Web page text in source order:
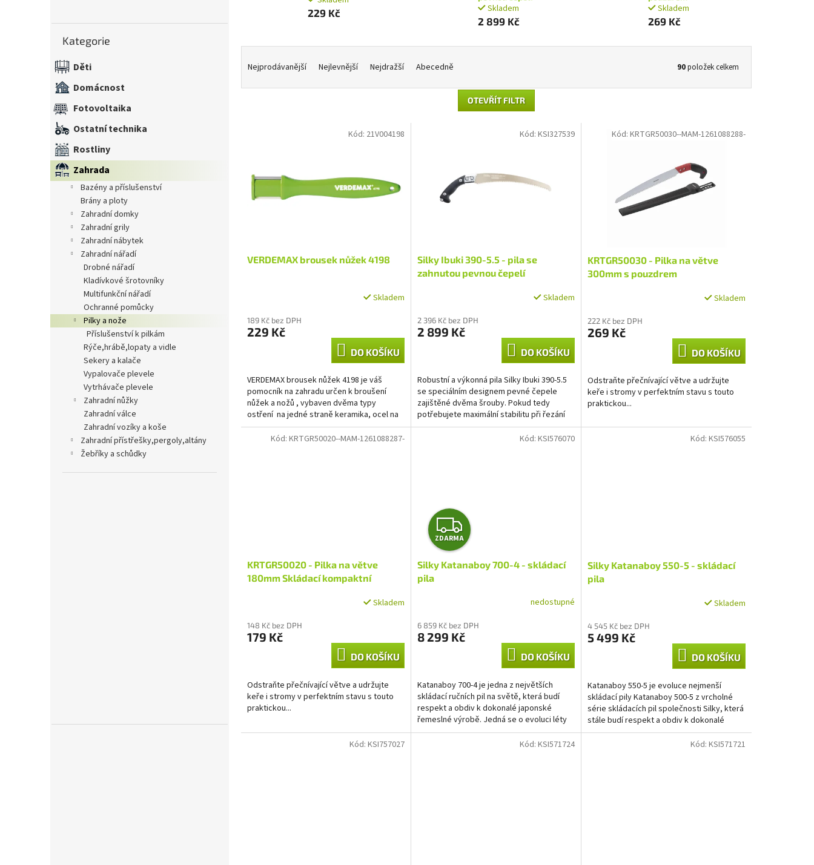
e
kategorie
Kategorie
Děti
Domácnost
Fotovoltaika
Ostatní technika
Rostliny
Zahrada
bazény a příslušenství
brány a ploty
zahradní domky
zahradní grily
zahradní nábytek
zahradní nářadí
drobné nářadí
kladívkové šrotovníky
multifunkční nářadí
ochranné pomůcky
pilky a nože
příslušenství k pilkám
rýče,hrábě,lopaty a vidle
sekery a kalače
vypalovače plevele
vytrhávače plevele
zahradní nůžky
zahradní válce
zahradní vozíky a koše
zahradní přístřešky,pergoly,altány
žebříky a schůdky
229 Kč
Skladem
2 899 Kč
Skladem
269 Kč
e
Nejprodávanější Nejlevnější Nejdražší Abecedně 90položek celkem
OTEVŘÍT FILTR
VERDEMAX brousek nůžek 4198
Skladem
189 Kč bez DPH
229 Kč
DO KOŠÍKU
VERDEMAX brousek nůžek 4198 je váš
pomocník na zahradu určen k broušení
nůžek a nožů , vybaven dvěma typy
ostření na jedné straně keramika, ocel na
straně druhé pro...
Kód: 21V004198
Silky Ibuki 390-5.5 - pila se
zahnutou pevnou čepelí
Skladem
2 396 Kč bez DPH
2 899 Kč
DO KOŠÍKU
Robustní a výkonná pila Silky Ibuki 390-5.5
se speciálním designem pevné čepele
zajištěné dvěma šrouby. Pokud tedy
potřebujete maximální stabilitu při řezání
těch nejsilnějších...
Kód: KSI327539
KRTGR50030 - Pilka na větve
300mm s pouzdrem
Skladem
222 Kč bez DPH
269 Kč
DO KOŠÍKU
Odstraňte přečnívající větve a udržujte
keře i stromy v perfektním stavu s touto
praktickou...
Kód: KRTGR50030--MAM-1261088288-
KRTGR50020 - Pilka na větve
180mm Skládací kompaktní
Skladem
148 Kč bez DPH
179 Kč
DO KOŠÍKU
Odstraňte přečnívající větve a udržujte
keře i stromy v perfektním stavu s touto
praktickou...
Kód: KRTGR50020--MAM-1261088287-
Z
D
A
M
ZDARMA
Silky Katanaboy 700-4 - skládací
pila
nedostupné
6 859 Kč bez DPH
8 299 Kč
DO KOŠÍKU
Katanaboy 700-4 je jedna z největších
skládací ručních pil na světě, která budí
respekt a obdiv k dokonalé japonské
řemeslné výrobě. Jedná se o evoluci léty
prověřeného modelu...
Kód: KSI576070
Silky Katanaboy 550-5 - skládací
pila
Skladem
4 545 Kč bez DPH
5 499 Kč
DO KOŠÍKU
Katanaboy 550-5 je evoluce nejmenší
skládací pily Katanaboy 500-5 z vrcholné
série skládacích pil společnosti Silky, která
stále budí respekt a obdiv k dokonalé
japonské...
Kód: KSI576055
Kód: KSI757027 Kód: KSI571724 Kód: KSI571721